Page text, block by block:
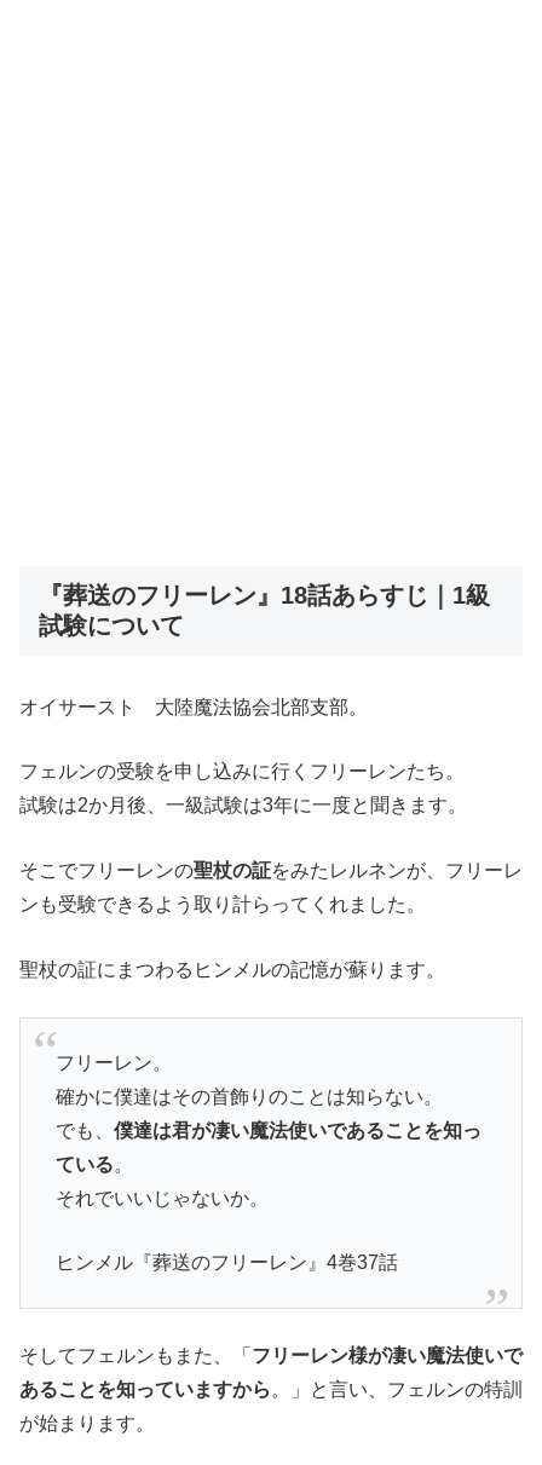
『葬送のフリーレン』18話あらすじ｜1級
試験について
オイサースト 大陸魔法協会北部支部。
フェルンの受験を申し込みに行くフリーレンたち。
試験は2か月後、一級試験は3年に一度と聞きます。
そこでフリーレンの聖杖の証をみたレルネンが、フリーレ
ンも受験できるよう取り計らってくれました。
聖杖の証にまつわるヒンメルの記憶が蘇ります。
フリーレン。
確かに僕達はその首飾りのことは知らない。
でも、 僕達は君が凄い魔法使いであることを知っ
ている。
それでいいじゃないか。
ヒンメル『葬送のフリーレン』4巻37話
そしてフェルンもまた、「 フリーレン様が凄い魔法使いで
あることを知っていますから 。」と言い、フェルンの特訓
が始まります。